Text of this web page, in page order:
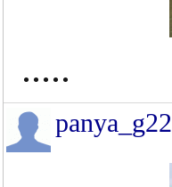
.....
panya_g22